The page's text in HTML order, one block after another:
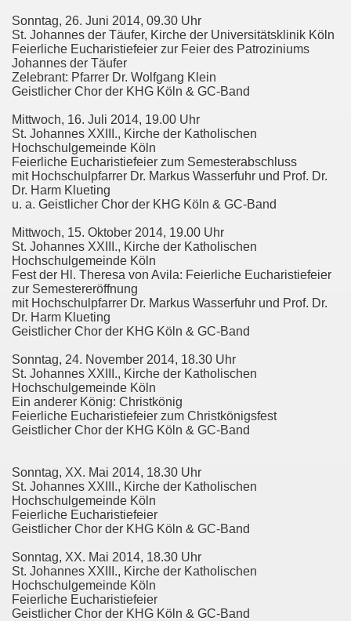
Sonntag, 26. Juni 2014, 09.30 Uhr
St. Johannes der Täufer, Kirche der Universitätsklinik Köln
Feierliche Eucharistiefeier zur Feier des Patroziniums
Johannes der Täufer
Zelebrant: Pfarrer Dr. Wolfgang Klein
Geistlicher Chor der KHG Köln & GC-Band
Mittwoch, 16. Juli 2014, 19.00 Uhr
St. Johannes XXIII., Kirche der Katholischen
Hochschulgemeinde Köln
Feierliche Eucharistiefeier zum Semesterabschluss
mit Hochschulpfarrer Dr. Markus Wasserfuhr und Prof. Dr.
Dr. Harm Klueting
u. a. Geistlicher Chor der KHG Köln & GC-Band
Mittwoch, 15. Oktober 2014, 19.00 Uhr
St. Johannes XXIII., Kirche der Katholischen
Hochschulgemeinde Köln
Fest der Hl. Theresa von Avila: Feierliche Eucharistiefeier
zur Semestereröffnung
mit Hochschulpfarrer Dr. Markus Wasserfuhr und Prof. Dr.
Dr. Harm Klueting
Geistlicher Chor der KHG Köln & GC-Band
Sonntag, 24. November 2014, 18.30 Uhr
St. Johannes XXIII., Kirche der Katholischen
Hochschulgemeinde Köln
Ein anderer König: Christkönig
Feierliche Eucharistiefeier zum Christkönigsfest
Geistlicher Chor der KHG Köln & GC-Band
Sonntag, XX. Mai 2014, 18.30 Uhr
St. Johannes XXIII., Kirche der Katholischen
Hochschulgemeinde Köln
Feierliche Eucharistiefeier
Geistlicher Chor der KHG Köln & GC-Band
Sonntag, XX. Mai 2014, 18.30 Uhr
St. Johannes XXIII., Kirche der Katholischen
Hochschulgemeinde Köln
Feierliche Eucharistiefeier
Geistlicher Chor der KHG Köln & GC-Band